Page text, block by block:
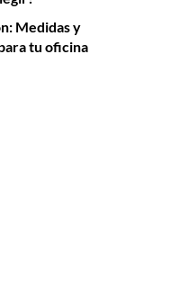
Medidas y
tu oficina